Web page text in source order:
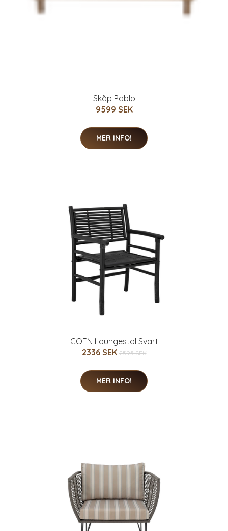
Skåp Pablo
9599 SEK
MER INFO!
COEN Loungestol Svart
2336 SEK 2595 SEK
MER INFO!